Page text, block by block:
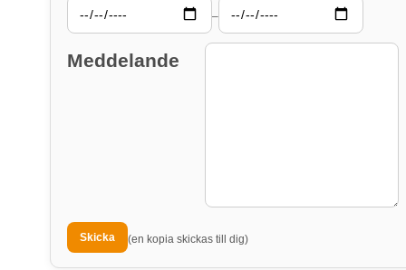
–
Meddelande
(en kopia skickas till dig)